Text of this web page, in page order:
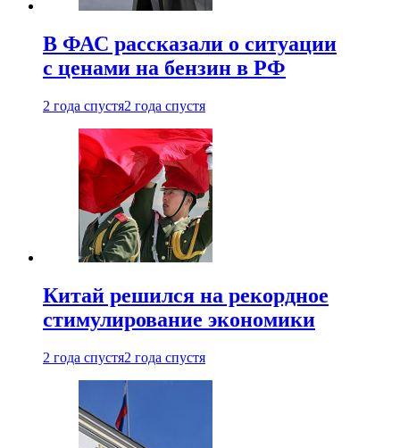
В ФАС рассказали о ситуации
с ценами на бензин в РФ
2 года спустя2 года спустя
Китай решился на рекордное
стимулирование экономики
2 года спустя2 года спустя